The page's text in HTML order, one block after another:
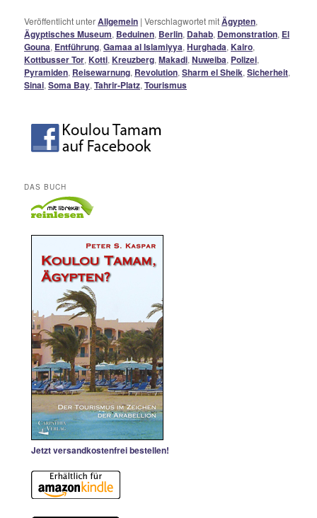
Veröffentlicht unterAllgemein |Verschlagwortet mitÄgypten,
Ägyptisches Museum, Beduinen, Berlin, Dahab, Demonstration, El
Gouna, Entführung,Gamaa al Islamiyya,Hurghada,Kairo,
Kottbusser Tor,Kotti,Kreuzberg,Makadi,Nuweiba, Polizei,
Pyramiden, Reisewarnung, Revolution,Sharm el Sheik,Sicherheit,
Sinai,Soma Bay,Tahrir-Platz,Tourismus
DAS BUCH
Jetzt versandkostenfrei bestellen!